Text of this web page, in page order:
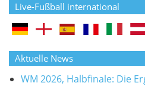
Live-Fußball international
Aktuelle News
WM 2026, Halbfinale: Die